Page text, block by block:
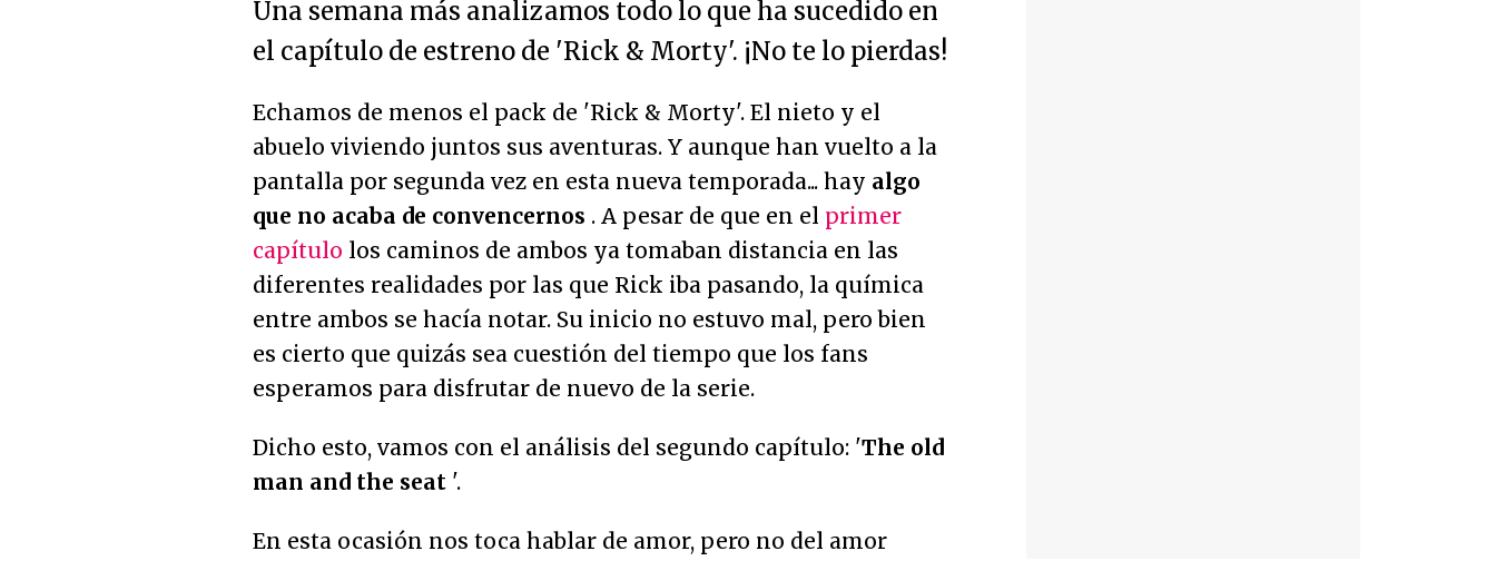
Una semana más analizamos todo lo que ha sucedido en
el capítulo de estreno de 'Rick & Morty'. ¡No te lo pierdas!
Echamos de menos el pack de 'Rick & Morty'. El nieto y el
abuelo viviendo juntos sus aventuras. Y aunque han vuelto a la
pantalla por segunda vez en esta nueva temporada... hay algo
que no acaba de convencernos . A pesar de que en el primer
capítulo los caminos de ambos ya tomaban distancia en las
diferentes realidades por las que Rick iba pasando, la química
entre ambos se hacía notar. Su inicio no estuvo mal, pero bien
es cierto que quizás sea cuestión del tiempo que los fans
esperamos para disfrutar de nuevo de la serie.
Dicho esto, vamos con el análisis del segundo capítulo: 'The old
man and the seat '.
En esta ocasión nos toca hablar de amor, pero no del amor